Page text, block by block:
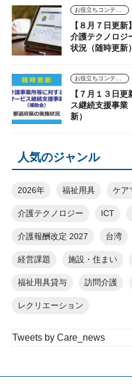
お役立ちコンテンツ
【８月７日更
介護テクノロ
状況（随時更新）
お役立ちコンテンツ
【７月１３日
ス継続支援事
新）
人気のジャンル
2026年 福祉用具 ケア
介護テクノロジー ICT
介護報酬改定 2027 台湾
経営課題 施設・住まい
福祉用具貸与 訪問介護
レクリエーション
Tweets by Care_news